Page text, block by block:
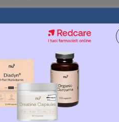
elettrica per bambini
e altre caratteristiche per
presentiamocinque tra i